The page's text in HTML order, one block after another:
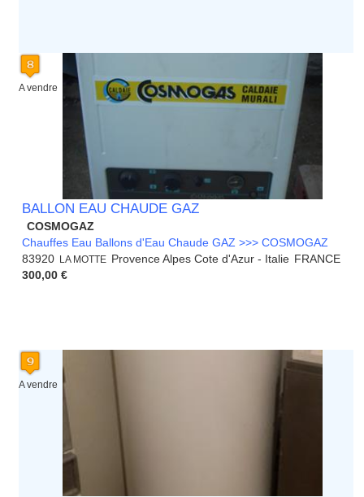
A vendre
BALLON EAU CHAUDE GAZ
COSMOGAZ
Chauffes Eau Ballons d'Eau Chaude GAZ >>> COSMOGAZ
83920
LA MOTTE Provence Alpes Cote d'Azur - Italie FRANCE
300,00 €
A vendre